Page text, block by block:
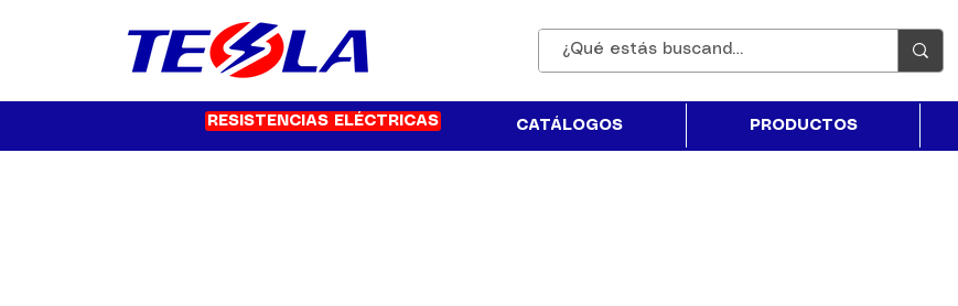
RESISTENCIAS ELÉCTRICAS CATÁLOGOS PRODUCTOS